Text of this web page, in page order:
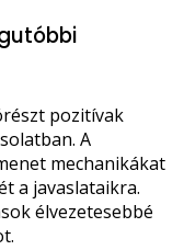
pozitívak
A
mechanikákat
a javaslataikra.
élvezetesebbé